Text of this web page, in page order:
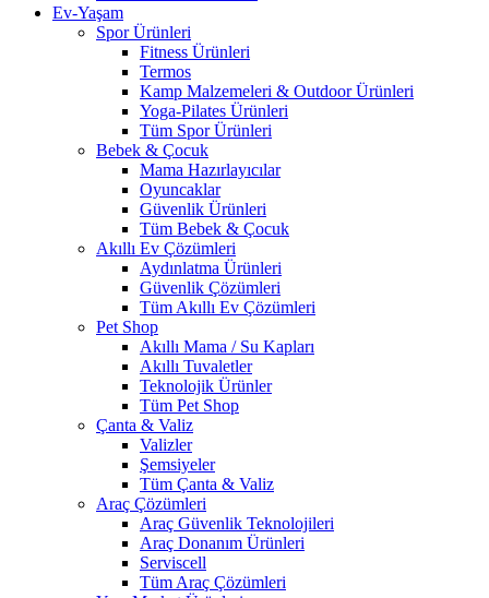
Ev-Yaşam
Spor Ürünleri
Fitness Ürünleri
Termos
Kamp Malzemeleri & Outdoor Ürünleri
Yoga-Pilates Ürünleri
Tüm Spor Ürünleri
Bebek & Çocuk
Mama Hazırlayıcılar
Oyuncaklar
Güvenlik Ürünleri
Tüm Bebek & Çocuk
Akıllı Ev Çözümleri
Aydınlatma Ürünleri
Güvenlik Çözümleri
Tüm Akıllı Ev Çözümleri
Pet Shop
Akıllı Mama / Su Kapları
Akıllı Tuvaletler
Teknolojik Ürünler
Tüm Pet Shop
Çanta & Valiz
Valizler
Şemsiyeler
Tüm Çanta & Valiz
Araç Çözümleri
Araç Güvenlik Teknolojileri
Araç Donanım Ürünleri
Serviscell
Tüm Araç Çözümleri